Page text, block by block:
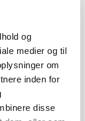
og
medier og til
om
inden for
disse